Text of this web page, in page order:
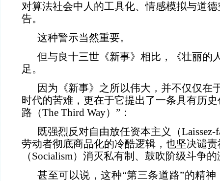
对算法社会中人的工具化、情感模拟与道
告。
这种警示当然重要。
但与良十三世《新事》相比，《壮丽的
足。
因为《新事》之所以伟大，并不仅仅在
时代的苦难，更在于它提出了一条具有历
路（The Third Way）”：
既强烈反对自由放任资本主义（Laissez-
劳动者彻底商品化的冷酷逻辑，也坚决谴
（Socialism）消灭私有制、鼓吹阶级斗争
甚至可以说，这种“第三条道路”的精